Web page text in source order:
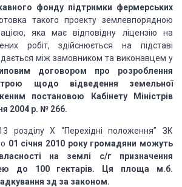
фонду підтримки фермерських
такого проекту землевпорядною
яка має відповідну ліцензію на
робіт, здійснюється на підставі
між замовником та виконавцем у
договором про розроблення
щодо відведення земельної
постановою Кабінету Міністрів
2004 р. № 266.
розділу Х “Перехідні положення” ЗК
01 січня 2010 року громадяни можуть
на землі с/г призначення
до 100 гектарів. Ця площа м.б.
зд за законом.